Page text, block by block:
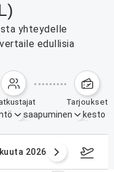
yhteydelle
edullisia
matkustajat tarjoukset
saapuminen
kesto
2026